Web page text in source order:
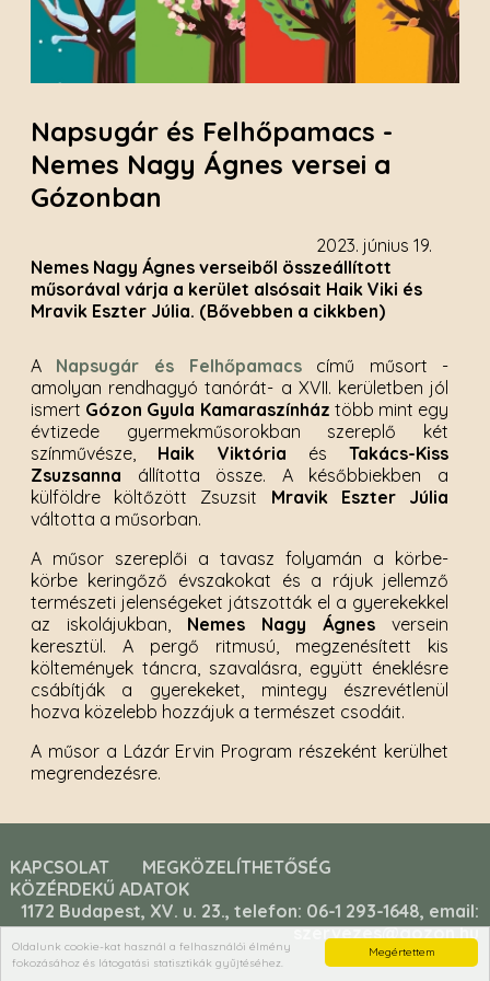
Megértettem
Oldalunk cookie-kat használ a felhasználói élmény
fokozásához és látogatási statisztikák gyűjtéséhez.
Napsugár és Felhőpamacs -
Nemes Nagy Ágnes versei a
Gózonban
2023. június 19.
Nemes Nagy Ágnes verseiből összeállított
műsorával várja a kerület alsósait Haik Viki és
Mravik Eszter Júlia. (Bővebben a cikkben)
A Napsugár és Felhőpamacscímű műsort -
amolyan rendhagyó tanórát- a XVII. kerületben jól
ismert Gózon Gyula Kamaraszínház több mint egy
évtizede gyermekműsorokban szereplő két
színművésze, Haik Viktória ésTakács-Kiss
Zsuzsanna állította össze. A későbbiekben a
külföldre költőzött Zsuzsit Mravik Eszter Júlia
váltotta a műsorban.
A műsor szereplői a tavasz folyamán a körbe-
körbe keringőző évszakokat és a rájuk jellemző
természeti jelenségeket játszották el a gyerekekkel
az iskolájukban, Nemes Nagy Ágnes versein
keresztül. A pergő ritmusú, megzenésített kis
költemények táncra, szavalásra, együtt éneklésre
csábítják a gyerekeket, mintegy észrevétlenül
hozva közelebb hozzájuk a természet csodáit.
A műsor a Lázár Ervin Program részeként kerülhet
megrendezésre.
KAPCSOLAT
MEGKÖZELÍTHETŐSÉG
KÖZÉRDEKŰ ADATOK
1172 Budapest, XV. u. 23., telefon: 06-1 293-1648, email:
szervezes@gozon.hu